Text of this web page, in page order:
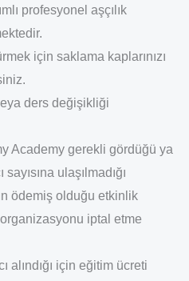
profesyonel aşçılık
için saklama kaplarınızı
ders değişikliği
Academy gerekli gördüğü ya
ulaşılmadığı
ödemiş olduğu etkinlik
iptal etme
alındığı için eğitim ücreti